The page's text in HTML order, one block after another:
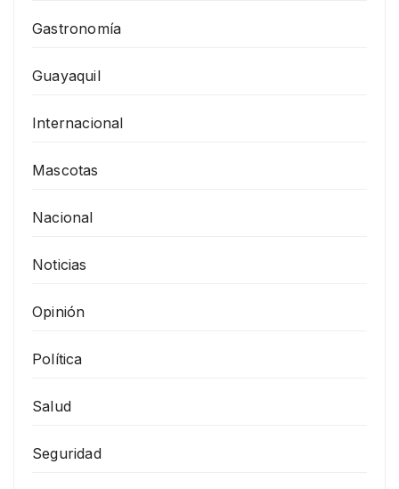
Gastronomía
Guayaquil
Internacional
Mascotas
Nacional
Noticias
Opinión
Política
Salud
Seguridad